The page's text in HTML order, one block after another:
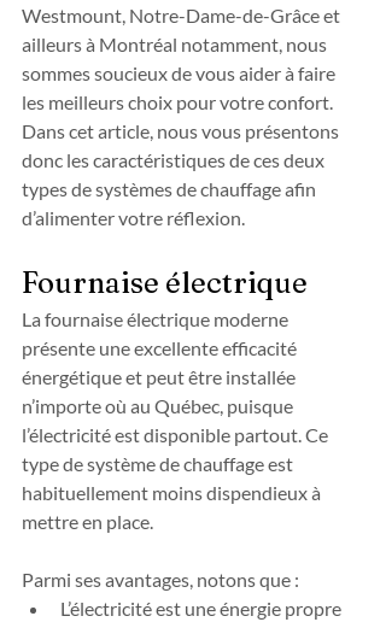
Westmount, Notre-Dame-de-Grâce et
ailleurs à Montréal notamment, nous
sommes soucieux de vous aider à faire
les meilleurs choix pour votre confort.
Dans cet article, nous vous présentons
donc les caractéristiques de ces deux
types de systèmes de chauffage afin
d’alimenter votre réflexion.
Fournaise électrique
La fournaise électrique moderne
présente une excellente efficacité
énergétique et peut être installée
n’importe où au Québec, puisque
l’électricité est disponible partout. Ce
type de système de chauffage est
habituellement moins dispendieux à
mettre en place.
Parmi ses avantages, notons que :
L’électricité est une énergie propre